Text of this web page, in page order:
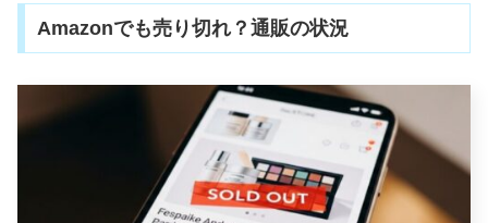
Amazonでも売り切れ？通販の状況